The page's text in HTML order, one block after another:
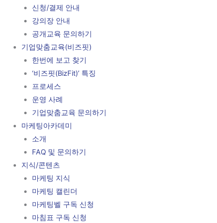
신청/결제 안내
강의장 안내
공개교육 문의하기
기업맞춤교육(비즈핏)
한번에 보고 찾기
‘비즈핏(BizFit)’ 특징
프로세스
운영 사례
기업맞춤교육 문의하기
마케팅아카데미
소개
FAQ 및 문의하기
지식/콘텐츠
마케팅 지식
마케팅 캘린더
마케팅벨 구독 신청
마침표 구독 신청